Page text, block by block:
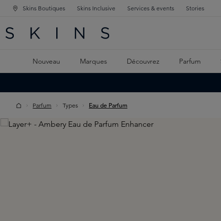
PRINCIPALE
CONTENU PRINCIPAL
Skins Boutiques Skins Inclusive Services & events Stories
Nouveau Marques Découvrez Parfum
Parfum Types Eau de Parfum
Skip image gallery